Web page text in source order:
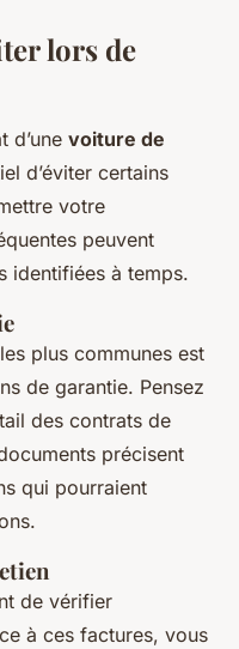
lors de
d’une voiture de
d’éviter certains
votre
peuvent
identifiées à temps.
plus communes est
de garantie. Pensez
des contrats de
précisent
qui pourraient
de vérifier
à ces factures, vous